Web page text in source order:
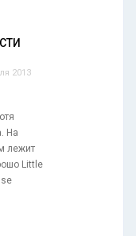
2013
На
лежит
Little